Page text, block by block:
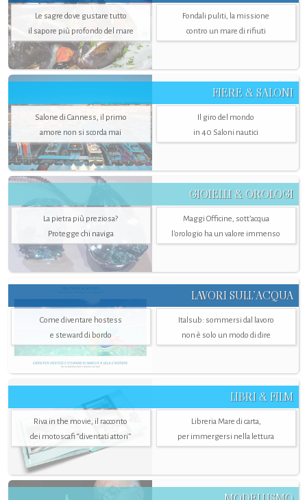
Le sagre dove gustare tutto
il sapore più profondo del mare
Fondali puliti, la missione
contro un mare di rifiuti
FIERE & SALONI
Salone di Canness, il primo
amore non si scorda mai
Il giro del mondo
in 40 Saloni nautici
GIOIELLI & OROLOGI
La pietra più preziosa?
Protegge chi naviga
Maggi Officine, sott’acqua
l'orologio ha un valore immenso
LAVORI SULL’ACQUA
Come diventare hostess
e steward di bordo
Italsub: sommersi dal lavoro
non è solo un modo di dire
LIBRI & FILM
Riva in the movie, il racconto
dei motoscafi “diventati attori”
Libreria Mare di carta,
per immergersi nella lettura